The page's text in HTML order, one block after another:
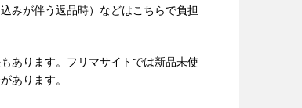
みが伴う返品時）などはこちらで負担
あります。フリマサイトでは新品未使
あります。